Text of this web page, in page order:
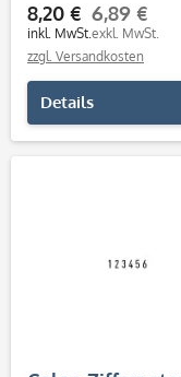
8,20 €
inkl. MwSt.
6,89 €
exkl. MwSt.
zzgl. Versandkosten
Details